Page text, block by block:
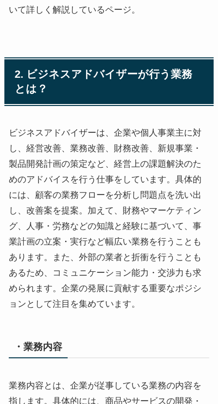
いて詳しく解説しているページ。
2. ビジネスアドバイザーが行う業務
とは？
ビジネスアドバイザーは、企業や個人事業主に対
し、経営改善、業務改善、財務改善、新規事業・
製品開発計画の策定など、経営上の課題解決のた
めのアドバイスを行う仕事をしています。具体的
には、顧客の業務フローを分析し問題点を洗い出
し、改善案を提案。加えて、財務やマーケティン
グ、人事・労務などの知識と経験に基づいて、事
業計画の立案・実行など幅広い業務を行うことも
あります。また、外部の業者と折衝を行うことも
あるため、コミュニケーション能力・交渉力も求
められます。企業の発展に貢献する重要なポジシ
ョンとして注目を集めています。
・業務内容
業務内容とは、企業が従事している業務の内容を
指します。具体的には、商品やサービスの開発・